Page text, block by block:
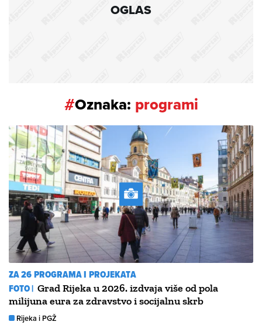
OGLAS
#Oznaka: programi
ZA 26 PROGRAMA I PROJEKATA
FOTO | Grad Rijeka u 2026. izdvaja više od pola
milijuna eura za zdravstvo i socijalnu skrb
Rijeka i PGŽ